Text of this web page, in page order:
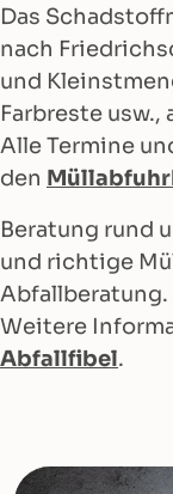
Das
nach
und
Farbreste usw.,
Alle Termine
den
Beratung rund
und richtige
Abfallberatung.
Weitere
Abfallfibel.